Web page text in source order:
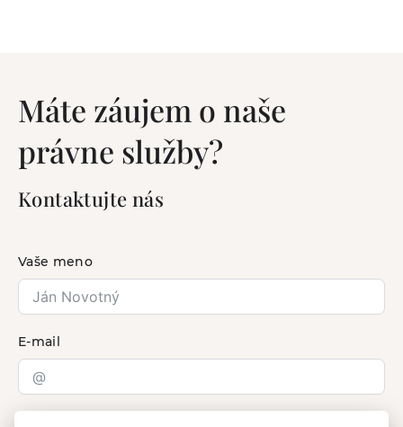
Máte záujem o naše
právne služby?
Kontaktujte nás
Vaše meno
E-mail